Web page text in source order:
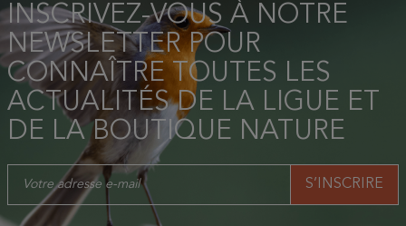
INSCRIVEZ-VOUS À NOTRE
NEWSLETTER POUR
CONNAÎTRE TOUTES LES
ACTUALITÉS DE LA LIGUE ET
DE LA BOUTIQUE NATURE